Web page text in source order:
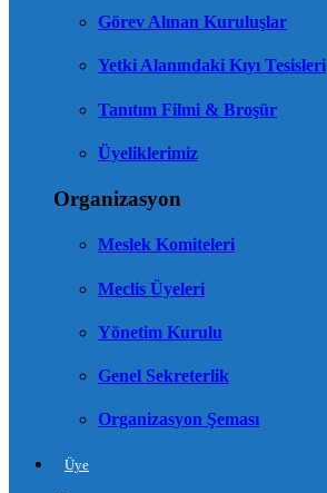
Görev Alınan Kuruluşlar
Yetki Alanındaki Kıyı Tesisleri
Tanıtım Filmi & Broşür
Üyeliklerimiz
Organizasyon
Meslek Komiteleri
Meclis Üyeleri
Yönetim Kurulu
Genel Sekreterlik
Organizasyon Şeması
Üye